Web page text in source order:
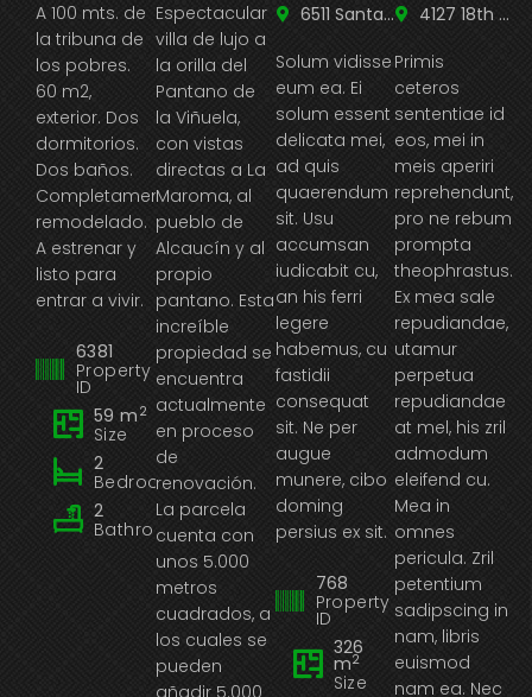
A 100 mts. de
la tribuna de
los pobres.
60 m2,
exterior. Dos
dormitorios.
Dos baños.
Completamente
remodelado.
A estrenar y
listo para
entrar a vivir.
6381
Property
ID
59 m 2
Size
2
Bedrooms
2
Bathrooms
Espectacular
villa de lujo a
la orilla del
Pantano de
la Viñuela,
con vistas
directas a La
Maroma, al
pueblo de
Alcaucín y al
propio
pantano. Esta
increíble
propiedad se
encuentra
actualmente
en proceso
de
renovación.
La parcela
cuenta con
unos 5.000
metros
cuadrados, a
los cuales se
pueden
6511 Santa Monica Blvd Los Angeles, CA 90038
Solum vidisse
eum ea. Ei
solum essent
delicata mei,
ad quis
quaerendum
sit. Usu
accumsan
iudicabit cu,
an his ferri
legere
habemus, cu
fastidii
consequat
sit. Ne per
augue
munere, cibo
doming
persius ex sit.
768
Property
ID
326
m2
Size
4127 18th St San Francisco, CA 94114
Primis
ceteros
sententiae id
eos, mei in
meis aperiri
reprehendunt,
pro ne rebum
prompta
theophrastus.
Ex mea sale
repudiandae,
utamur
perpetua
repudiandae
at mel, his zril
admodum
eleifend cu.
Mea in
omnes
pericula. Zril
petentium
sadipscing in
nam, libris
euismod
nam ea. Nec